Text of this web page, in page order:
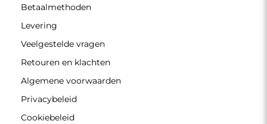
Betaalmethoden
Levering
Veelgestelde vragen
Retouren en klachten
Algemene voorwaarden
Privacybeleid
Cookiebeleid